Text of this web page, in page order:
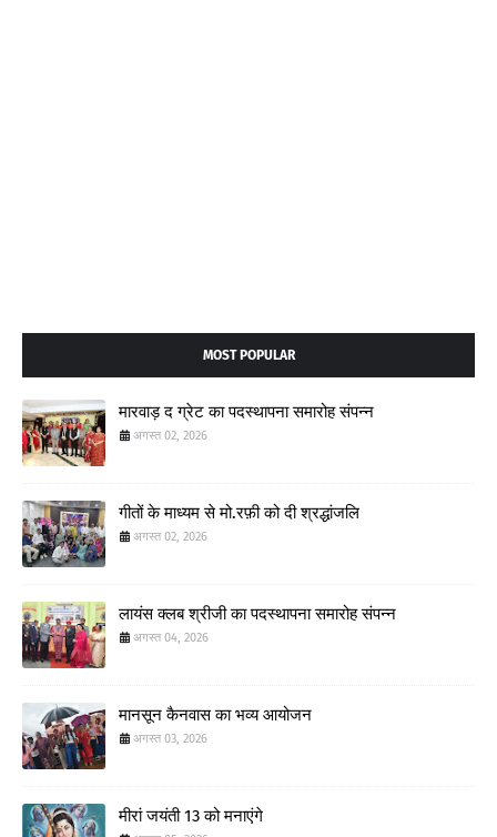
MOST POPULAR
मारवाड़ द ग्रेट का पदस्थापना समारोह संपन्न
अगस्त 02, 2026
गीतों के माध्यम से मो.रफ़ी को दी श्रद्धांजलि
अगस्त 02, 2026
लायंस क्लब श्रीजी का पदस्थापना समारोह संपन्न
अगस्त 04, 2026
मानसून कैनवास का भव्य आयोजन
अगस्त 03, 2026
मीरां जयंती 13 को मनाएंगे